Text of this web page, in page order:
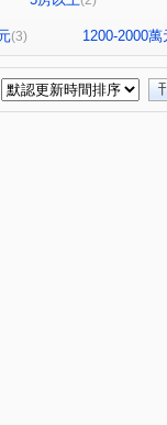
仁愛路(1)
段(1) 莊敬路(1)
環
(3) 1200-2000萬